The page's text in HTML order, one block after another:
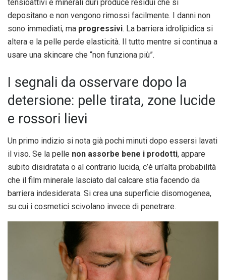
tensioattivi e minerali duri produce residui che si
depositano e non vengono rimossi facilmente. I danni non
sono immediati, ma progressivi. La barriera idrolipidica si
altera e la pelle perde elasticità. Il tutto mentre si continua a
usare una skincare che “non funziona più”.
I segnali da osservare dopo la
detersione: pelle tirata, zone lucide
e rossori lievi
Un primo indizio si nota già pochi minuti dopo essersi lavati
il viso. Se la pelle non assorbe bene i prodotti, appare
subito disidratata o al contrario lucida, c’è un’alta probabilità
che il film minerale lasciato dal calcare stia facendo da
barriera indesiderata. Si crea una superficie disomogenea,
su cui i cosmetici scivolano invece di penetrare.